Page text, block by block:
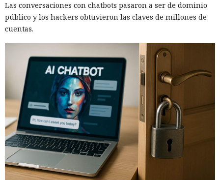
Las conversaciones con chatbots pasaron a ser de dominio
público y los hackers obtuvieron las claves de millones de
cuentas.